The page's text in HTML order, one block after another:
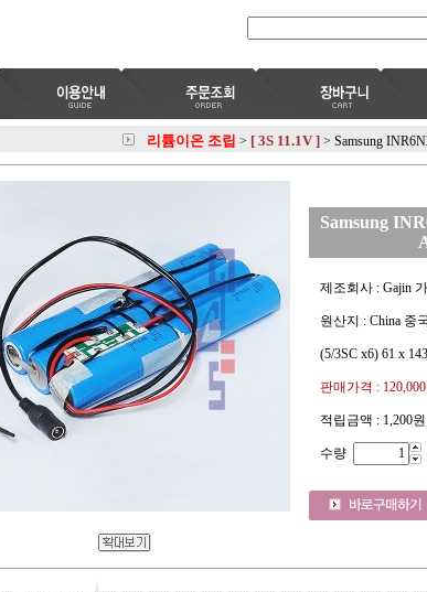
리튬이온 조립 > [ 3S 11.1V ] > Samsung
Samsung
제조회사 : Gajin
원산지 : China 중
(5/3SC x6) 61 x
판매가격 :
적립금액 : 1,200원
수량